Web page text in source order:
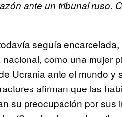
ante un tribunal ruso.
seguía
como una mujer
Ucrania ante el mundo y
afirman que las
su preocupación por sus